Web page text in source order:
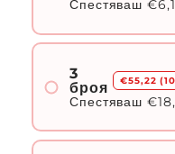
Спестяваш
3
броя
€55,22
Спестяваш